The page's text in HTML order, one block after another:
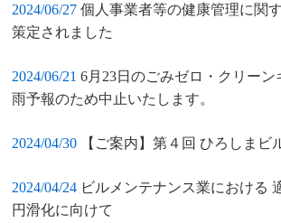
2024/06/27 個人事業者等の健康管理に関
策定されました
2024/06/21 6月23日のごみゼロ・クリー
雨予報のため中止いたします。
2024/04/30 【ご案内】第４回 ひろしまビ
2024/04/24 ビルメンテナンス業における
円滑化に向けて